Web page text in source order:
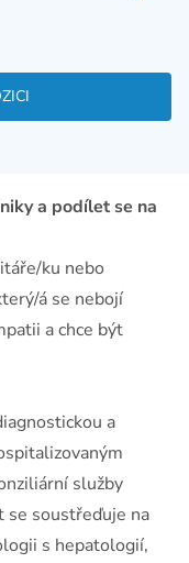
a podílet se na
ku nebo
á se nebojí
a chce být
a
služby
se soustřeďuje na
s hepatologií,